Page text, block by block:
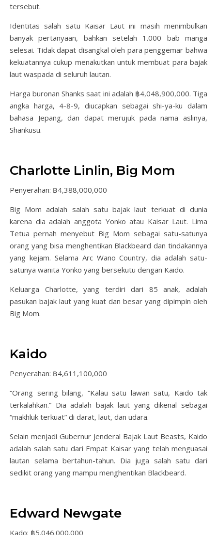
tersebut.
Identitas salah satu Kaisar Laut ini masih menimbulkan
banyak pertanyaan, bahkan setelah 1.000 bab manga
selesai. Tidak dapat disangkal oleh para penggemar bahwa
kekuatannya cukup menakutkan untuk membuat para bajak
laut waspada di seluruh lautan.
Harga buronan Shanks saat ini adalah ฿4,048,900,000. Tiga
angka harga, 4-8-9, diucapkan sebagai shi-ya-ku dalam
bahasa Jepang, dan dapat merujuk pada nama aslinya,
Shankusu.
Charlotte Linlin, Big Mom
Penyerahan: ฿4,388,000,000
Big Mom adalah salah satu bajak laut terkuat di dunia
karena dia adalah anggota Yonko atau Kaisar Laut. Lima
Tetua pernah menyebut Big Mom sebagai satu-satunya
orang yang bisa menghentikan Blackbeard dan tindakannya
yang kejam. Selama Arc Wano Country, dia adalah satu-
satunya wanita Yonko yang bersekutu dengan Kaido.
Keluarga Charlotte, yang terdiri dari 85 anak, adalah
pasukan bajak laut yang kuat dan besar yang dipimpin oleh
Big Mom.
Kaido
Penyerahan: ฿4,611,100,000
“Orang sering bilang, “Kalau satu lawan satu, Kaido tak
terkalahkan.” Dia adalah bajak laut yang dikenal sebagai
“makhluk terkuat” di darat, laut, dan udara.
Selain menjadi Gubernur Jenderal Bajak Laut Beasts, Kaido
adalah salah satu dari Empat Kaisar yang telah menguasai
lautan selama bertahun-tahun. Dia juga salah satu dari
sedikit orang yang mampu menghentikan Blackbeard.
Edward Newgate
Kado: ฿5.046.000.000